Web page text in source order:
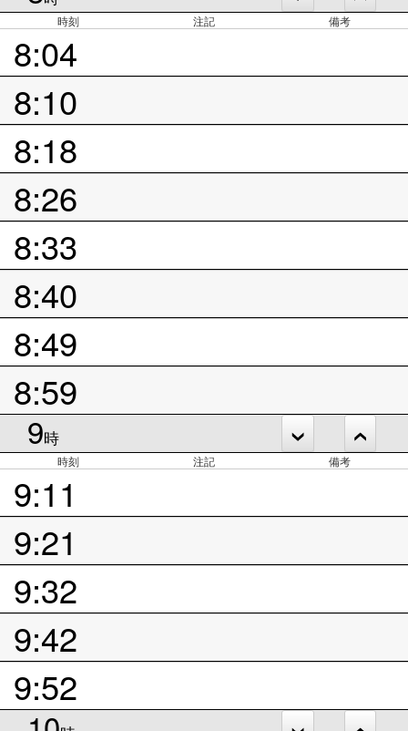
時刻 注記 備考
8:04
8:10
8:18
8:26
8:33
8:40
8:49
8:59
9時
時刻 注記 備考
9:11
9:21
9:32
9:42
9:52